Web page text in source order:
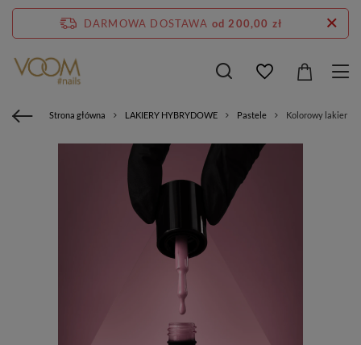
DARMOWA DOSTAWA od 200,00 zł
Strona główna LAKIERY HYBRYDOWE Pastele Kolorowy lakier